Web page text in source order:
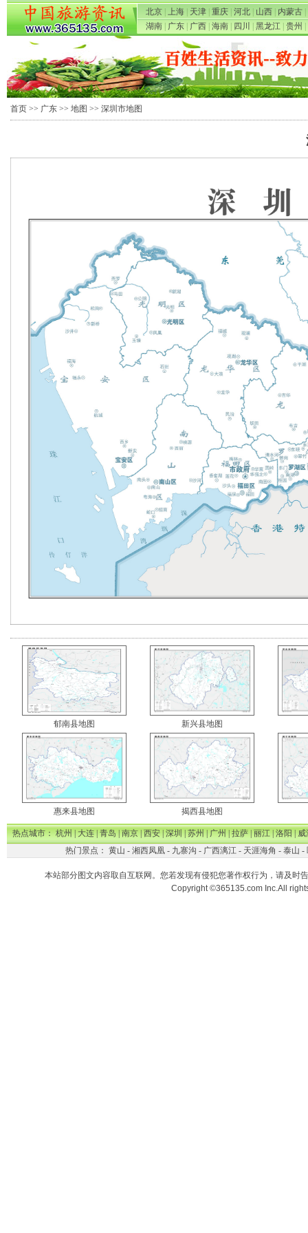
北京 上海 天津 重庆 河北 山西 内蒙古
湖南
广东 广西 海南 四川 黑龙江 贵州
首页 >> 广东 >> 地图 >> 深圳市地图
郁南县地图 新兴县地图
惠来县地图 揭西县地图
热点城市：杭州|大连|青岛|南京|西安|深圳|苏州|广州|拉萨|丽江|洛阳|威
热门景点： 黄山 - 湘西凤凰- 九寨沟 - 广西漓江- 天涯海角 - 泰山 -
本站部分图文内容取自互联网。您若发现有侵犯您著作权行为，请及时
Copyright ©365135.com Inc.All